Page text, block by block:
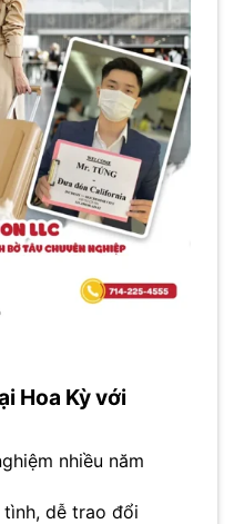
Hoa Kỳ với
nhiều năm
dễ trao đổi